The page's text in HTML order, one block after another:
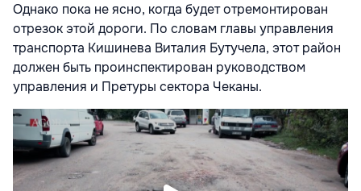
Однако пока не ясно, когда будет отремонтирован
отрезок этой дороги. По словам главы управления
транспорта Кишинева Виталия Бутучела, этот район
должен быть проинспектирован руководством
управления и Претуры сектора Чеканы.